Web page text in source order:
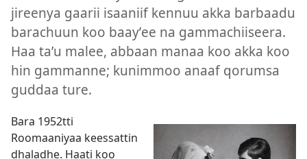
jireenya gaarii isaaniif kennuu akka barbaadu
barachuun koo baayʼee na gammachiiseera.
Haa taʼu malee, abbaan manaa koo akka koo
hin gammanne; kunimmoo anaaf qorumsa
guddaa ture.
Bara 1952​tti
Roomaaniyaa keessattin
dhaladhe. Haati koo